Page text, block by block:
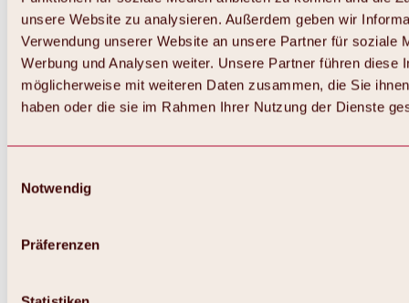
unsere Website zu analysieren. Außerdem geben wir
Verwendung unserer Website an unsere Partner für soziale
Werbung und Analysen weiter. Unsere Partner führen diese
möglicherweise mit weiteren Daten zusammen, die Sie
haben oder die sie im Rahmen Ihrer Nutzung der Dienste
Notwendig
Präferenzen